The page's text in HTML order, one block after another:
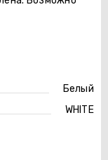
Белый
WHITE